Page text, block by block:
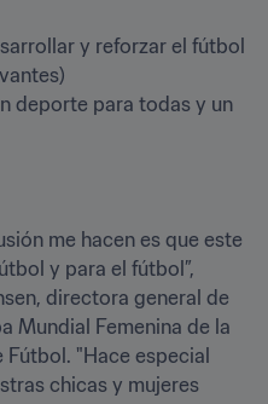
y reforzar el fútbol
deporte para todas y un
me hacen es que este
y para el fútbol”,
directora general de
Mundial Femenina de la
"Hace especial
chicas y mujeres